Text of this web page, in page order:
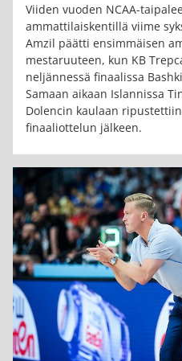
Viiden vuoden NCAA-
ammattilaiskentillä viime
Amzil päätti ensimmäisen
mestaruuteen, kun KB
neljännessä finaalissa
Samaan aikaan Islannissa
Dolencin kaulaan
finaaliottelun jälkeen.